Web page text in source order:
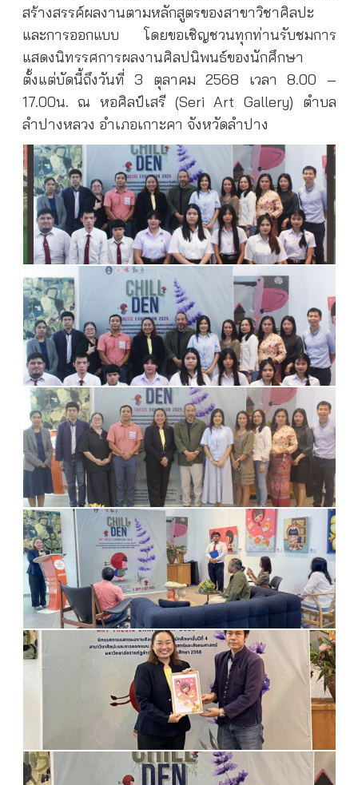
สร้างสรรค์ผลงานตามหลักสูตรของสาขาวิชาศิลปะ
และการออกแบบ โดยขอเชิญชวนทุกท่านรับชมการ
แสดงนิทรรศการผลงานศิลปนิพนธ์ของนักศึกษา
ตั้งแต่บัดนี้ถึงวันที่ 3 ตุลาคม 2568 เวลา 8.00 –
17.00น. ณ หอศิลป์เสรี (Seri Art Gallery) ตำบล
ลำปางหลวง อำเภอเกาะคา จังหวัดลำปาง